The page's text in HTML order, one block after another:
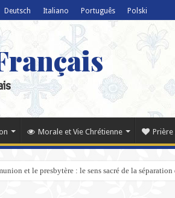
Deutsch Italiano Português Polski
Morale et Vie Chrétienne Prière
et le presbytère : le sens sacré de la